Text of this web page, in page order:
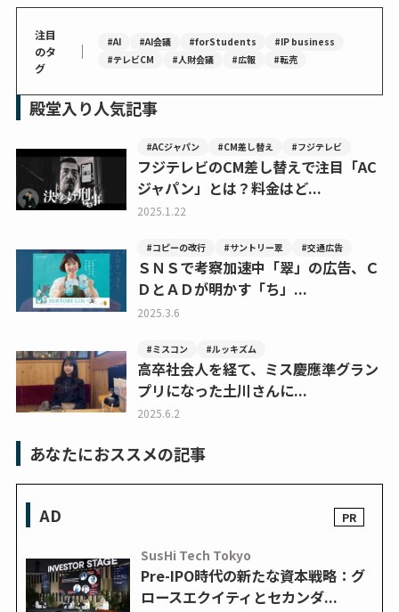
注目
のタ
グ
｜ #AI #AI会議 #forStudents
#IP business
#テレビCM
#人財会議 #広報 #転売
殿堂入り人気記事
#ACジャパン #CM差し替え #フジテレビ
フジテレビのCM差し替えで注目「AC
ジャパン」とは？料金はど...
2025.1.22
#コピーの改行 #サントリー翠 #交通広告
ＳＮＳで考察加速中「翠」の広告、Ｃ
ＤとＡＤが明かす「ち」...
2025.3.6
#ミスコン #ルッキズム
高卒社会人を経て、ミス慶應準グラン
プリになった土川さんに...
2025.6.2
あなたにおススメの記事
AD
SusHi Tech Tokyo
Pre-IPO時代の新たな資本戦略：グ
ロースエクイティとセカンダ...